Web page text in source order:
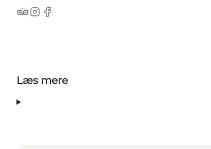
TripAdvisor
Instagram
Facebook
Læs mere